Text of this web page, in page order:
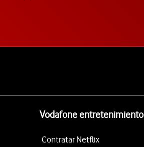
Vodafone entretenimiento
Contratar Netflix